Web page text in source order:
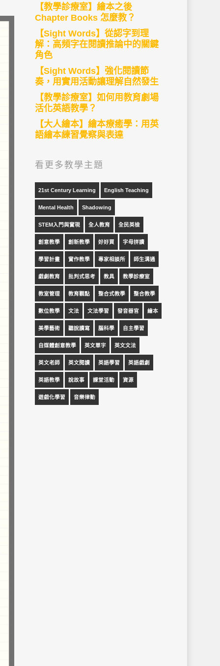
【教學診療室】繪本之後
Chapter Books 怎麼教？
【Sight Words】從認字到理
解：高頻字在閱讀推論中的關鍵
角色
【Sight Words】強化閱讀節
奏，用實用活動讓理解自然發生
【教學診療室】如何用教育劇場
活化英語教學？
【大人繪本】繪本療癒學：用英
語繪本練習覺察與表達
看更多教學主題
21st Century Learning English Teaching
Mental Health Shadowing
STEM入門與實現 全人教育 全民英檢
創意教學 創新教學 好好買 字母拼讀
學習計畫 實作教學 專家相談所 師生溝通
戲劇教育 批判式思考 教具 教學診療室
教室管理 教育觀點 整合式教學 整合教學
數位教學 文法 文法學習 發音器官 繪本
美學藝術 聽說讀寫 腦科學 自主學習
自媒體創意教學 英文單字 英文文法
英文老師 英文閱讀 英語學習 英語戲劇
英語教學 說故事 課堂活動 資源
遊戲化學習 音樂律動